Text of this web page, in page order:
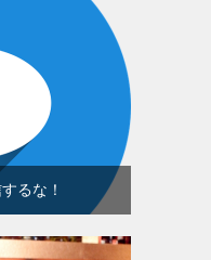
るな！